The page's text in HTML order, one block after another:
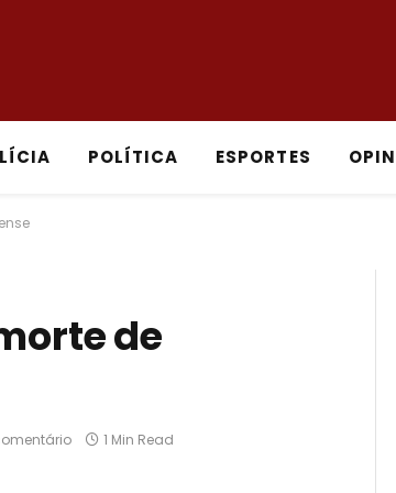
POLÍTICA ESPORTES
de
1 Min Read